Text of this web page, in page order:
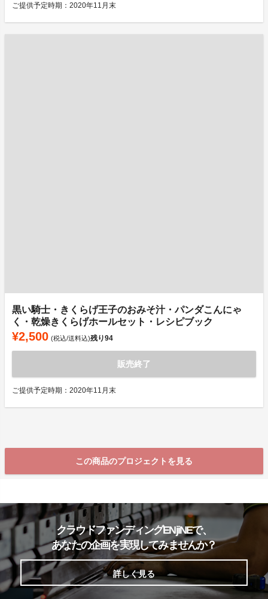
ご提供予定時期：2020年11月末
黒い騎士・きくらげ王子のおみそ汁・パンダこんにゃ
く・乾燥きくらげホールセット・レシピブック
¥2,500 (税込/送料込)残り94
販売終了
ご提供予定時期：2020年11月末
この商品のプロジェクトを見る
クラウドファンディングENjiNEで、
あなたの企画を実現してみませんか？
詳しく見る